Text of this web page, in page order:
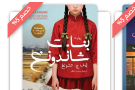
ص
م
5 خ
ص
م
5
%